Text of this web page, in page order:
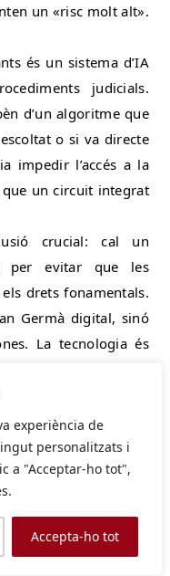
experiència de
personalitzats i
a "Acceptar-ho tot",
Accepta-ho tot
un «risc molt alt».
és un sistema d’IA
judicials.
d’un algoritme que
o si va directe
impedir l’accés a la
un circuit integrat
crucial: cal un
per evitar que les
drets fonamentals.
Germà digital, sinó
La tecnologia és
la justícia ha de ser